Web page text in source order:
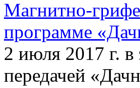
Магнитно-
программе
2 июля 2017 г.
передачей